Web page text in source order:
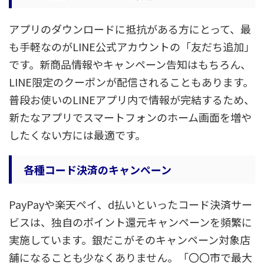
アプリのダウンロードに抵抗がある方にとって、最
も手軽なのがLINE公式アカウントの「友だち追加」
です。新商品情報やキャンペーン告知はもちろん、
LINE限定のクーポンが配信されることもあります。
普段お使いのLINEアプリ内で情報が完結するため、
新たなアプリでスマートフォンのホーム画面を増や
したくない方には最適です。
各種コード決済のキャンペーン
PayPayや楽天ペイ、d払いといったコード決済サー
ビスは、独自のポイント還元キャンペーンを頻繁に
実施しています。銀だこがそのキャンペーン対象店
舗になることも少なくありません。「〇〇市で最大